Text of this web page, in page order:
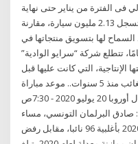
فى الفترة من يناير حتى نهاية
أكتوبر 2020، بنسبة تصل إلى 20%، لتسجل 2.13 مليون سيارة، مقارنة
السماح لها بتسويق منتجاتها في
الضفة الغربية لأول مرة منذ 14 عامًا، تتطلع شركة “سرايو الوادية”
التي كانت عليها قبل
فرض الحصار على القطاع. اللقب الغائب منذ 5 سنوات.. موعد مباراة
برشلونة ونابولي النارية في دوري أبطال أوروبا 20 يوليو 2020 - 7:30ص
البرلمان التونسي، مساء
الجمعة، على قانون مالية معدل لموازنة 2020 بأغلبية 96 نائبا، مقابل رفض